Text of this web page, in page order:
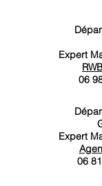
Expert
06
Expert
06